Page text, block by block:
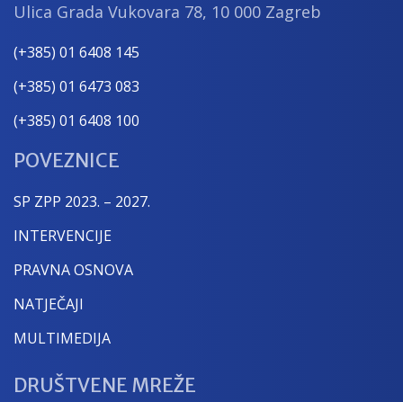
Ulica Grada Vukovara 78, 10 000 Zagreb
(+385) 01 6408 145
(+385) 01 6473 083
(+385) 01 6408 100
POVEZNICE
SP ZPP 2023. – 2027.
INTERVENCIJE
PRAVNA OSNOVA
NATJEČAJI
MULTIMEDIJA
DRUŠTVENE MREŽE